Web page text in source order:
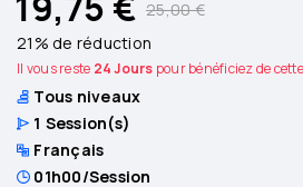
19,75 € 25,00 €
21% de réduction
Il vous reste 24 Jours pour bénéficiez de
Tous niveaux
1 Session(s)
Français
01h00/Session